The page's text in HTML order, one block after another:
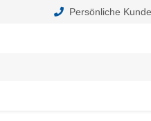
Persönliche